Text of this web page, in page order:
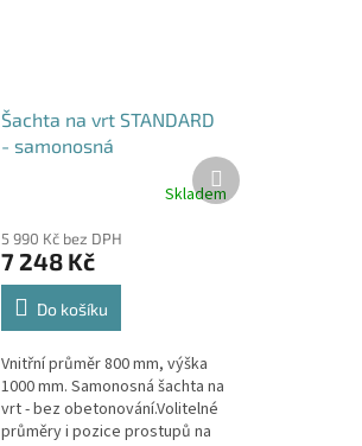
Šachta na vrt STANDARD
- samonosná
produktu
je
4,3
5
hvězdiček.
Skladem
5 990 Kč bez DPH
7 248 Kč
Do košíku
Vnitřní průměr 800 mm, výška
1000 mm. Samonosná šachta na
vrt - bez obetonování.Volitelné
průměry i pozice prostupů na
Další
produkt